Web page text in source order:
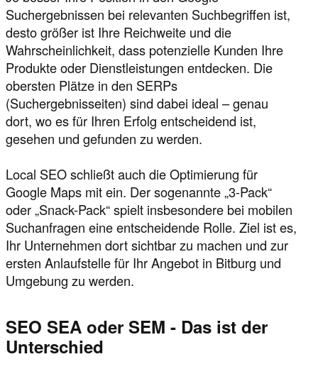
Suchergebnissen bei relevanten Suchbegriffen ist,
desto größer ist Ihre Reichweite und die
Wahrscheinlichkeit, dass potenzielle Kunden Ihre
Produkte oder Dienstleistungen entdecken. Die
obersten Plätze in den SERPs
(Suchergebnisseiten) sind dabei ideal – genau
dort, wo es für Ihren Erfolg entscheidend ist,
gesehen und gefunden zu werden.
Local SEO schließt auch die Optimierung für
Google Maps mit ein. Der sogenannte „3-Pack“
oder „Snack-Pack“ spielt insbesondere bei mobilen
Suchanfragen eine entscheidende Rolle. Ziel ist es,
Ihr Unternehmen dort sichtbar zu machen und zur
ersten Anlaufstelle für Ihr Angebot in Bitburg und
Umgebung zu werden.
SEO SEA oder SEM - Das ist der
Unterschied